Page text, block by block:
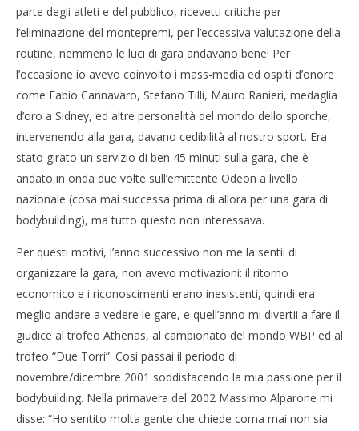
parte degli atleti e del pubblico, ricevetti critiche per
l’eliminazione del montepremi, per l’eccessiva valutazione della
routine, nemmeno le luci di gara andavano bene! Per
l’occasione io avevo coinvolto i mass-media ed ospiti d’onore
come Fabio Cannavaro, Stefano Tilli, Mauro Ranieri, medaglia
d’oro a Sidney, ed altre personalità del mondo dello sporche,
intervenendo alla gara, davano cedibilità al nostro sport. Era
stato girato un servizio di ben 45 minuti sulla gara, che è
andato in onda due volte sull’emittente Odeon a livello
nazionale (cosa mai successa prima di allora per una gara di
bodybuilding), ma tutto questo non interessava.
Per questi motivi, l’anno successivo non me la sentii di
organizzare la gara, non avevo motivazioni: il ritorno
economico e i riconoscimenti erano inesistenti, quindi era
meglio andare a vedere le gare, e quell’anno mi divertii a fare il
giudice al trofeo Athenas, al campionato del mondo WBP ed al
trofeo “Due Torri”. Così passai il periodo di
novembre/dicembre 2001 soddisfacendo la mia passione per il
bodybuilding. Nella primavera del 2002 Massimo Alparone mi
disse: “Ho sentito molta gente che chiede coma mai non sia